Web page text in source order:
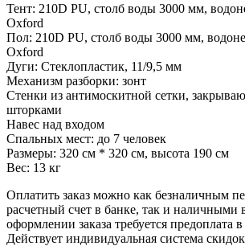
Тент: 210D PU, столб воды 3000 мм,
Oxford
Пол: 210D PU, столб воды 3000 мм,
Oxford
Дуги: Стеклопластик, 11/9,5 мм
Механизм разборки: зонт
Стенки из антимоскитной сетки,
шторками
Навес над входом
Спальных мест: до 7 человек
Размеры: 320 см * 320 см, высота 190 см
Вес: 13 кг
Оплатить заказ можно как безналичным
расчетный счет в банке, так и наличными
оформлении заказа требуется предоплата
Действует индивидуальная система